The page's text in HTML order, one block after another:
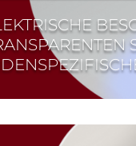
Read More